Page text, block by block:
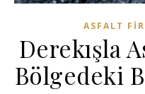
ASFALT
Derekışla
Bölgedeki